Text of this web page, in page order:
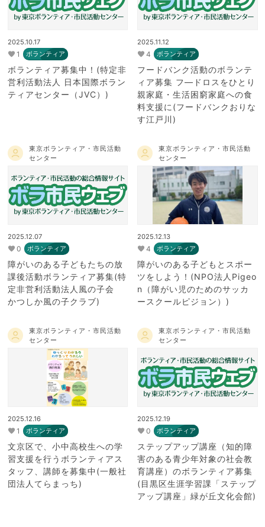
2025.10.17
1 ボランティア
ボランティア募集中！(特定非
営利活動法人 日本国際ボラン
ティアセンター（JVC）)
2025.11.12
4 ボランティア
フードバンク活動のボランテ
ィア募集 フ―ドロスをひとり
親家庭・生活困窮家庭への食
料支援に(フードバンクおりな
す江戸川)
東京ボランティア・市民活動
センター
2025.12.07
0 ボランティア
障がいのある子どもたちの放
課後活動ボランティア募集(特
定非営利活動法人風の子会
かつしか風の子クラブ)
東京ボランティア・市民活動
センター
2025.12.13
4 ボランティア
障がいのある子どもとスポー
ツをしよう！(NPO法人Pigeo
n（障がい児のためのサッカ
ースクールピジョン）)
東京ボランティア・市民活動
センター
2025.12.16
1 ボランティア
文京区で、小中高校生への学
習支援を行うボランティアス
タッフ、講師を募集中(一般社
団法人てらまっち)
東京ボランティア・市民活動
センター
2025.12.19
0 ボランティア
ステップアップ講座（知的障
害のある青少年対象の社会教
育講座）のボランティア募集
(目黒区生涯学習課「ステップ
アップ講座」緑が丘文化会館)